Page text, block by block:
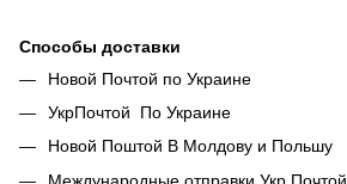
Способы доставки
Новой Почтой по Украине
УкрПочтой По Украине
Новой Поштой В Молдову и Польшу
Международные отправки Укр Почтой